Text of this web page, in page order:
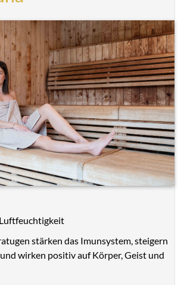
Luftfeuchtigkeit
stärken das Imunsystem, steigern
wirken positiv auf Körper, Geist und